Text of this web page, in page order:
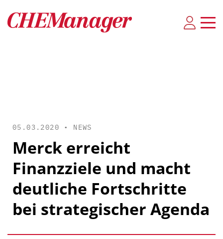
05.03.2020 • NEWS
Merck erreicht
Finanzziele und macht
deutliche Fortschritte
bei strategischer Agenda